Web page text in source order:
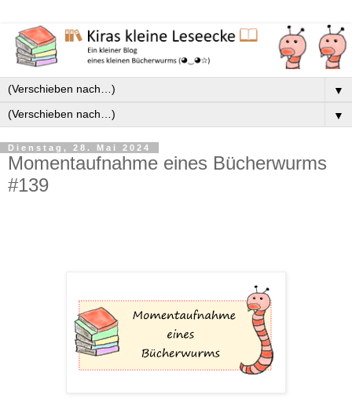
▼
▼
Dienstag, 28. Mai 2024
Momentaufnahme eines Bücherwurms
#139